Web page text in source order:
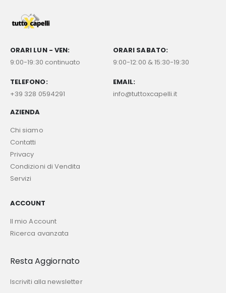
ORARI LUN - VEN:
9:00-19:30 continuato
ORARI SABATO:
9:00-12:00 & 15:30-19:30
TELEFONO:
+39 328 0594291
EMAIL:
info@tuttoxcapelli.it
AZIENDA
Chi siamo
Contatti
Privacy
Condizioni di Vendita
Servizi
ACCOUNT
Il mio Account
Ricerca avanzata
Resta Aggiornato
Iscriviti alla newsletter